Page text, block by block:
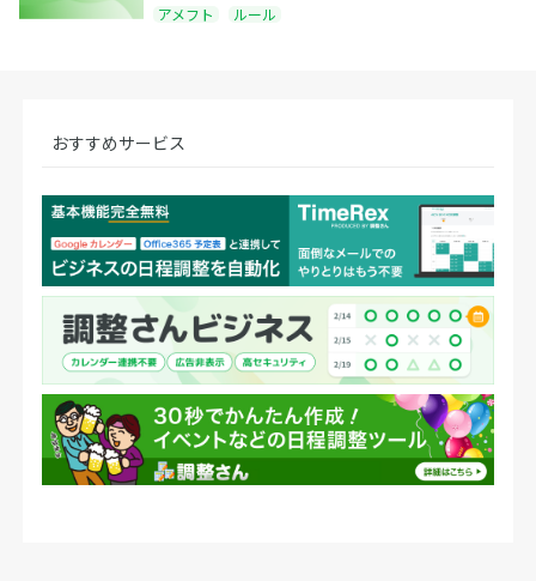
アメフト ルール
おすすめサービス